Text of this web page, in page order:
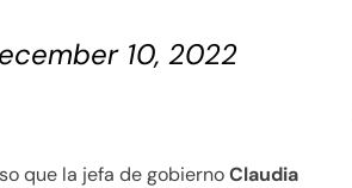
10, 2022
que la jefa de gobiernoClaudia